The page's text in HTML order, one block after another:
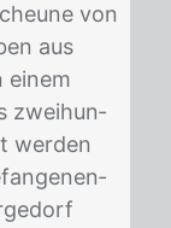
von
aus
ei­nem
zwei­hun­
wer­den